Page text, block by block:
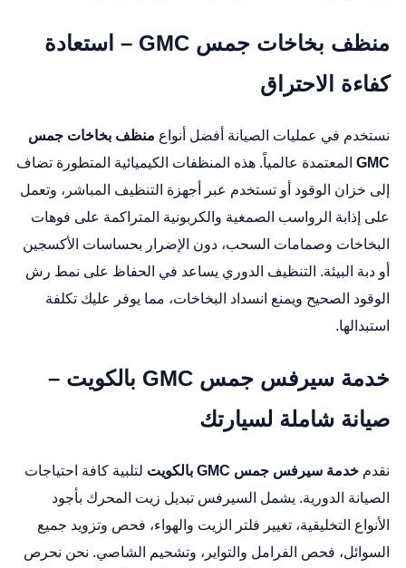
منظف بخاخات جمس GMC – استعادة
كفاءة الاحتراق
نستخدم في عمليات الصيانة أفضل أنواع منظف بخاخات جمس
GMCالمعتمدة عالمياً. هذه المنظفات الكيميائية المتطورة تضاف
إلى خزان الوقود أو تستخدم عبر أجهزة التنظيف المباشر، وتعمل
على إذابة الرواسب الصمغية والكربونية المتراكمة على فوهات
البخاخات وصمامات السحب، دون الإضرار بحساسات الأكسجين
أو دبة البيئة. التنظيف الدوري يساعد في الحفاظ على نمط رش
الوقود الصحيح ويمنع انسداد البخاخات، مما يوفر عليك تكلفة
استبدالها.
خدمة سيرفس جمس GMC بالكويت –
صيانة شاملة لسيارتك
نقدم خدمة سيرفس جمس GMC بالكويت
لتلبية كافة احتياجات
الصيانة الدورية. يشمل السيرفس تبديل زيت المحرك بأجود
الأنواع التخليقية، تغيير فلتر الزيت والهواء، فحص وتزويد جميع
السوائل، فحص الفرامل والتواير، وتشحيم الشاصي. نحن نحرص